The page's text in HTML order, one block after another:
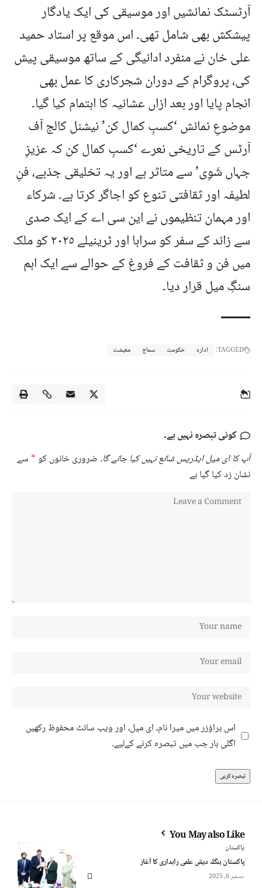
آرٹسٹک نمائشیں اور موسیقی کی ایک یادگار
پیشکش بھی شامل تھی۔ اس موقع پر استاد حمید
علی خان نے منفرد ادائیگی کے ساتھ موسیقی پیش
کی، پروگرام کے دوران شجرکاری کا عمل بھی
انجام پایا اور بعد ازاں عشائیہ کا اہتمام کیا گیا۔
موضوعِ نمائش ‘کسبِ کمال کن’ نیشنل کالج آف
آرٹس کے تاریخی نعرے ‘کسبِ کمال کن کہ عزیزِ
جہاں شَوِی’ سے متاثر ہے اور یہ تخلیقی جذبے، فنِ
لطیفہ اور ثقافتی تنوع کو اجاگر کرتا ہے۔ شرکاء
اور مہمان تنظیموں نے این سی اے کے ایک صدی
سے زائد کے سفر کو سراہا اور ٹرینیلے ٢٠٢٥ کو ملک
میں فن و ثقافت کے فروغ کے حوالے سے ایک اہم
سنگِ میل قرار دیا۔
TAGGED: ادارہ حکومت سماج معیشت
کوئی تبصرہ نہیں ہے۔
آپ کا ای میل ایڈریس شائع نہیں کیا جائے گا۔ضروری خانوں کو* سے
نشان زد کیا گیا ہے
اس براؤزر میں میرا نام، ای میل، اور ویب سائٹ محفوظ رکھیں
اگلی بار جب میں تبصرہ کرنے کےلیے۔
You May also Like
پاکستان
پاکستان بنگلہ دیش علمی راہداری کا آغاز
دسمبر 6, 2025